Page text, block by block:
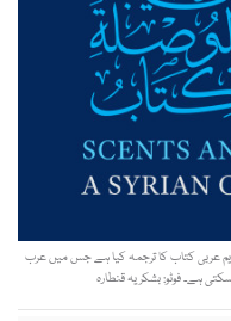
داں چارلس پیری نے حال ہی میں 700 سال قدیم عربی کتاب کا ترجمہ کیا ہے جس میں عرب
ہے۔ فوٹو: بشکریہ قنطارہ